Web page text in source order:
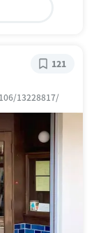
13228817/
121